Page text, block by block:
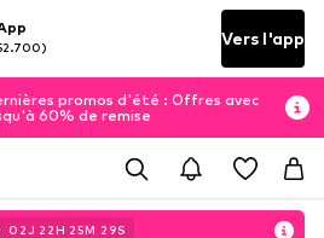
Vers l'app
promos d'été : Offres avec
60% de remise
02J 22H 25M 26S